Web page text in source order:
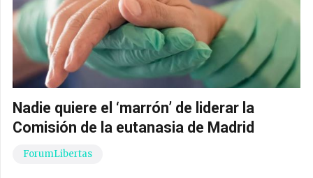
Nadie quiere el ‘marrón’ de liderar la
Comisión de la eutanasia de Madrid
ForumLibertas